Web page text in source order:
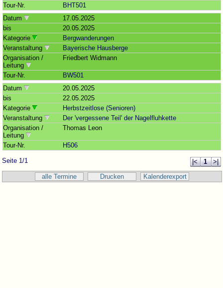
Tour-Nr.
BHT501
Datum
17.05.2025
bis
20.05.2025
Kategorie
Bergwanderungen
Veranstaltung
Bayerische Hausberge
Organisation /
Leitung
Friedbert Widmann
Tour-Nr.
BW501
Datum
20.05.2025
bis
22.05.2025
Kategorie
Herbstzeitlose (Senioren)
Veranstaltung
Der 'vergessene Teil' der Nagelfluhkette
Organisation /
Leitung
Thomas Leon
Tour-Nr. H506
Seite 1/1 |< 1
>|
alle Termine
Drucken Kalenderexport